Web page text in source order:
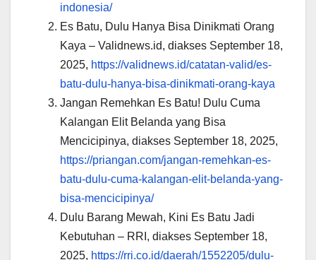
indonesia/
Es Batu, Dulu Hanya Bisa Dinikmati Orang
Kaya – Validnews.id, diakses September 18,
2025, https://validnews.id/catatan-valid/es-
batu-dulu-hanya-bisa-dinikmati-orang-kaya
Jangan Remehkan Es Batu! Dulu Cuma
Kalangan Elit Belanda yang Bisa
Mencicipinya, diakses September 18, 2025,
https://priangan.com/jangan-remehkan-es-
batu-dulu-cuma-kalangan-elit-belanda-yang-
bisa-mencicipinya/
Dulu Barang Mewah, Kini Es Batu Jadi
Kebutuhan – RRI, diakses September 18,
2025, https://rri.co.id/daerah/1552205/dulu-